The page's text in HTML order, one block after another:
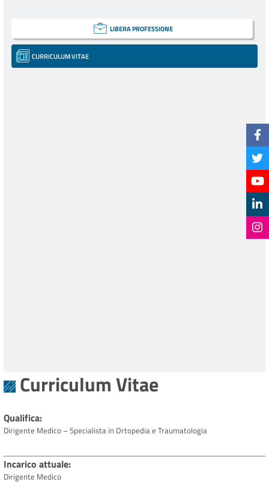
LIBERA PROFESSIONE
CURRICULUM VITAE
Curriculum Vitae
Qualifica
Dirigente Medico – Specialista in Ortopedia e Traumatologia
Incarico attuale
Dirigente Medico